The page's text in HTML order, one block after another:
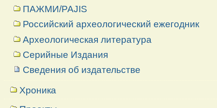
ПАЖМИ/PAJIS
Российский археологический ежегодник
Археологическая литература
Серийные Издания
Сведения об издательстве
Хроника